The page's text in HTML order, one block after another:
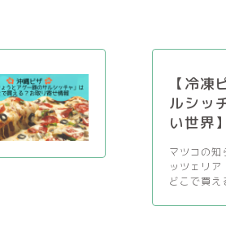
【冷
ルシッ
い世界
マツコの
ッツェリ
どこで買え